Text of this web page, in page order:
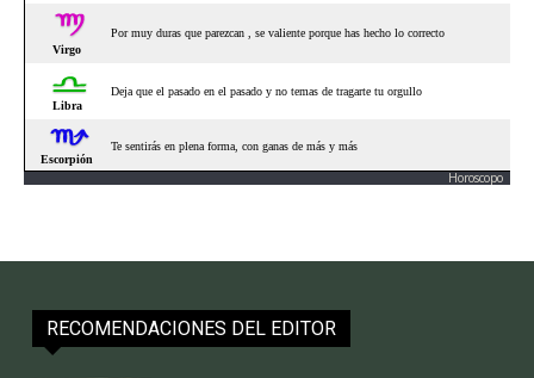
Horoscopo
RECOMENDACIONES DEL EDITOR